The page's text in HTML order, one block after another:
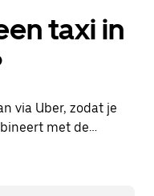
taxi in
via Uber, zodat je
met de
on-demand een